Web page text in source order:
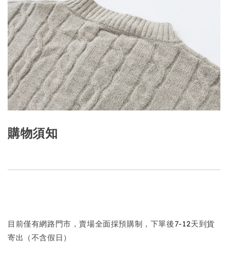
購物須知
目前僅有網路門市，賣場全面採預購制，下單後7-12天到貨
寄出（不含假日）